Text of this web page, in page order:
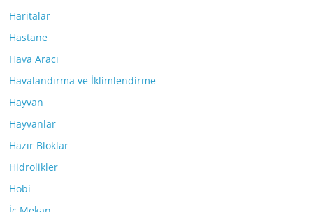
Haritalar
Hastane
Hava Aracı
Havalandırma ve İklimlendirme
Hayvan
Hayvanlar
Hazır Bloklar
Hidrolikler
Hobi